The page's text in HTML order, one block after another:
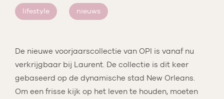
lifestyle nieuws
De nieuwe voorjaarscollectie van OPI is vanaf nu
verkrijgbaar bij Laurent. De collectie is dit keer
gebaseerd op de dynamische stad New Orleans.
Om een frisse kijk op het leven te houden, moeten